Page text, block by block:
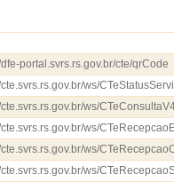
portal.svrs.rs.gov.br/cte/qrCode
ws/
ws/
ws/
ws/
ws/